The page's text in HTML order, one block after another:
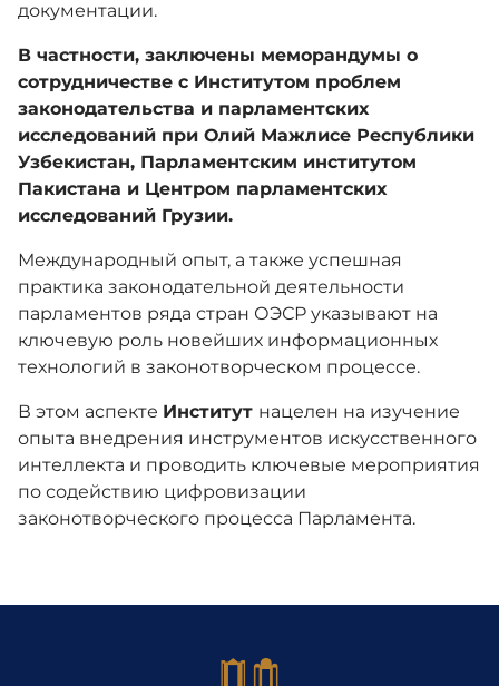
Версия для слабовидящих
документации.
В частности, заключены меморандумы о
сотрудничестве с Институтом проблем
законодательства и парламентских
исследований при Олий Мажлисе Республики
Узбекистан, Парламентским институтом
Пакистана и Центром парламентских
исследований Грузии.
Международный опыт, а также успешная
практика законодательной деятельности
парламентов ряда стран ОЭСР указывают на
ключевую роль новейших информационных
технологий в законотворческом процессе.
В этом аспекте Институт нацелен на изучение
опыта внедрения инструментов искусственного
интеллекта и проводить ключевые мероприятия
по содействию цифровизации
законотворческого процесса Парламента.